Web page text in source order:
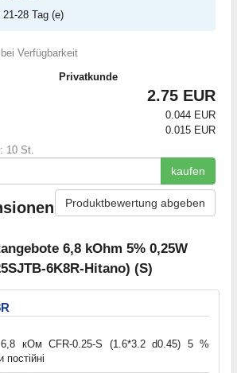
28 Tag (e)
Verfügbarkeit
Privatkunde
2.75 EUR
0.044 EUR
0.015 EUR
10 St.
kaufen
Produktbewertung abgeben
6,8 kOhm 5% 0,25W
6K8R-Hitano) (S)
6,8 кОм CFR-0.25-S (1.6*3.2 d0.45) 5 %
постійні